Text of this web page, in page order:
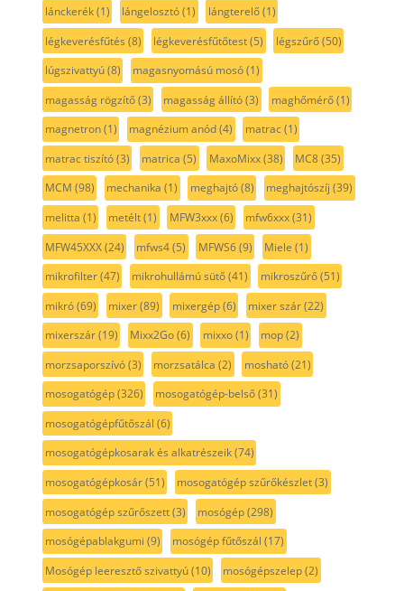
lánckerék(1) lángelosztó(1) lángterelő(1)
légkeverésfűtés (8) légkeverésfűtőtest(5) légszűrő(50)
lúgszivattyú(8) magasnyomású mosó(1)
magasság rögzítő(3) magasság állító(3) maghőmérő(1)
magnetron(1) magnézium anód(4) matrac(1)
matrac tiszító(3) matrica (5) MaxoMixx(38) MC8(35)
MCM (98) mechanika (1) meghajtó(8) meghajtószíj (39)
melitta (1) metélt(1) MFW3xxx(6) mfw6xxx(31)
MFW45XXX(24) mfws4(5) MFWS6(9) Miele (1)
mikrofilter(47) mikrohullámú sütő(41) mikroszűrő(51)
mikró(69) mixer(89) mixergép(6) mixer szár(22)
mixerszár(19) Mixx2Go(6) mixxo(1) mop(2)
morzsaporszívó(3) morzsatálca (2) mosható(21)
mosogatógép(326) mosogatógép-belső(31)
mosogatógépfűtőszál (6)
mosogatógépkosarak és alkatrészeik(74)
mosogatógépkosár(51) mosogatógép szűrőkészlet(3)
mosogatógép szűrőszett(3) mosógép(298)
mosógépablakgumi (9) mosógép fűtőszál (17)
Mosógép leeresztő szivattyú(10) mosógépszelep(2)